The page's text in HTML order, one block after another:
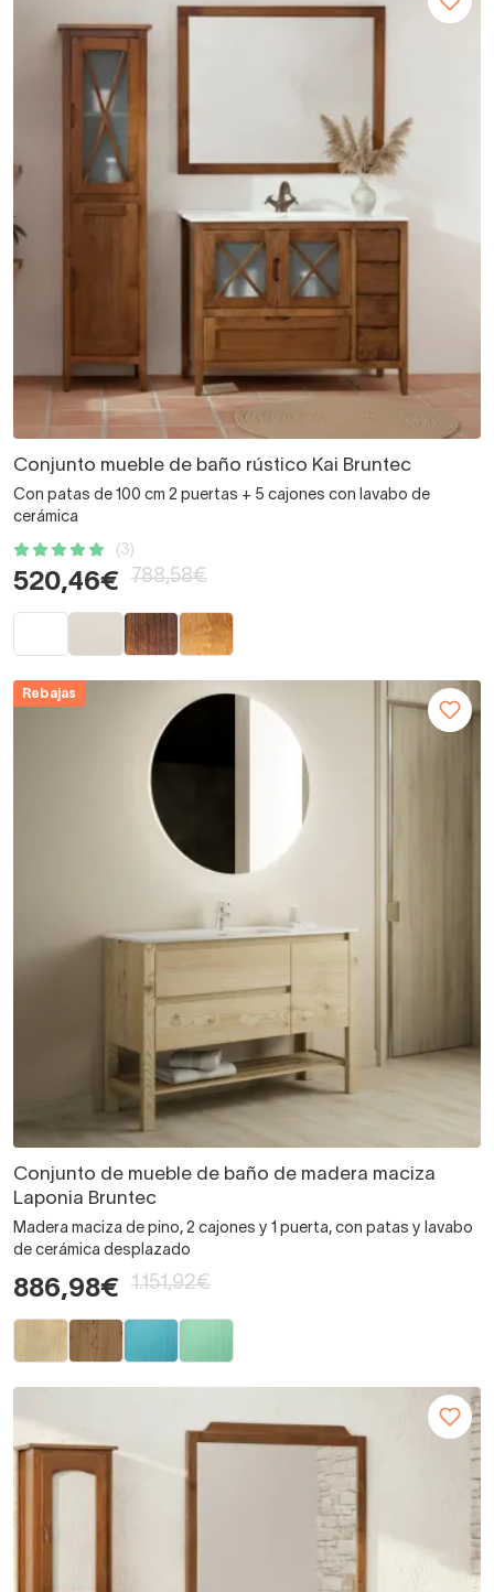
Conjunto mueble de baño rústico Kai Bruntec
Con patas de 100 cm 2 puertas + 5 cajones con lavabo de
cerámica
(3)
520,46€ 788,58€
Rebajas
Conjunto de mueble de baño de madera maciza
Laponia Bruntec
Madera maciza de pino, 2 cajones y 1 puerta, con patas y lavabo
de cerámica desplazado
886,98€ 1.151,92€